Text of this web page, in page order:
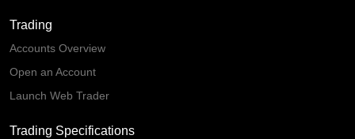
Trading
Accounts Overview
Open an Account
Launch Web Trader
Trading Specifications